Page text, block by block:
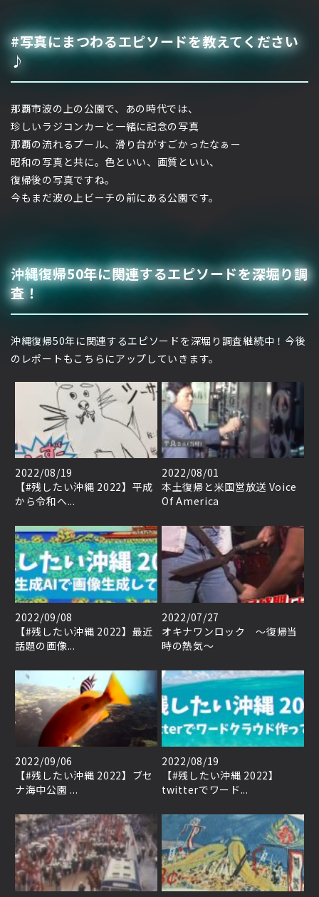
#写真にまつわるエピソードを教えてください
♪
那覇市波の上の公園で、あの時代では、
珍しいラジコンカーと一緒に記念の写真
那覇の流れるプール、滑り台がすごかったなぁー
昭和の写真と共に。色といい、画質といい、
復帰後の写真ですね。
今もまだ波の上ビーチの前にある公園です。
沖縄復帰50年に関連するエピソードを深堀り調
査！
沖縄復帰50年に関連するエピソードを深堀り調査継続中！今後
のレポートもこちらにアップしていきます。
2022/08/19
【#残したい沖縄 2022】平成
から令和へ...
2022/08/01
本土復帰と米国営放送 Voice
Of America
2022/09/08
【#残したい沖縄 2022】最近
話題の画像...
2022/07/27
オキナワンロック ～復帰当
時の熱気～
2022/09/06
【#残したい沖縄 2022】ブセ
ナ海中公園 ...
2022/08/19
【#残したい沖縄 2022】
twitterでワード...